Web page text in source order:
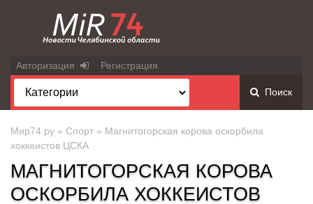
Авторизация Регистрация
Поиск
Мир74.ру » Спорт » Магнитогорская корова оскорбила
хоккеистов ЦСКА
МАГНИТОГОРСКАЯ КОРОВА
ОСКОРБИЛА ХОККЕИСТОВ